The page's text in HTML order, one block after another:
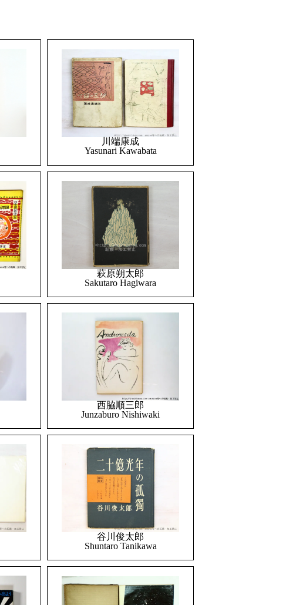
川端康成
Yasunari Kawabata
萩原朔太郎
Sakutaro Hagiwara
西脇順三郎
Junzaburo Nishiwaki
谷川俊太郎
Shuntaro Tanikawa